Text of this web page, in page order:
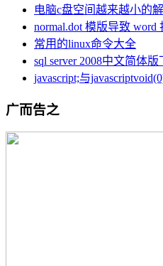
电脑c盘空间越来越小的
normal.dot 模版导致
常用的linux命令大全
sql server 2008中文简体版
javascript;与
广而告之